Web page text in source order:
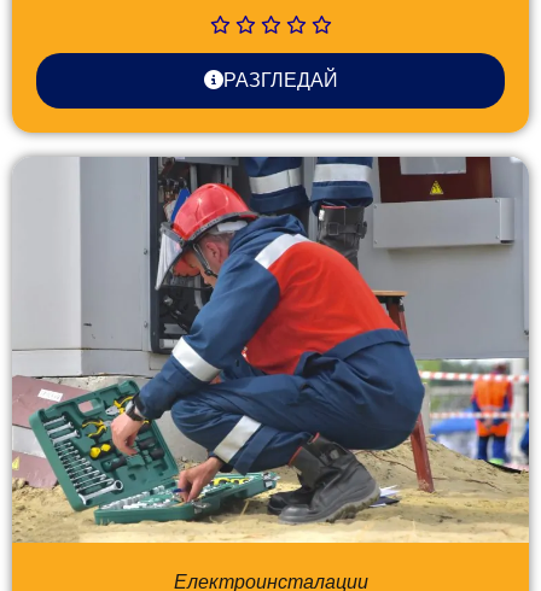
РАЗГЛЕДАЙ
Електроинсталации